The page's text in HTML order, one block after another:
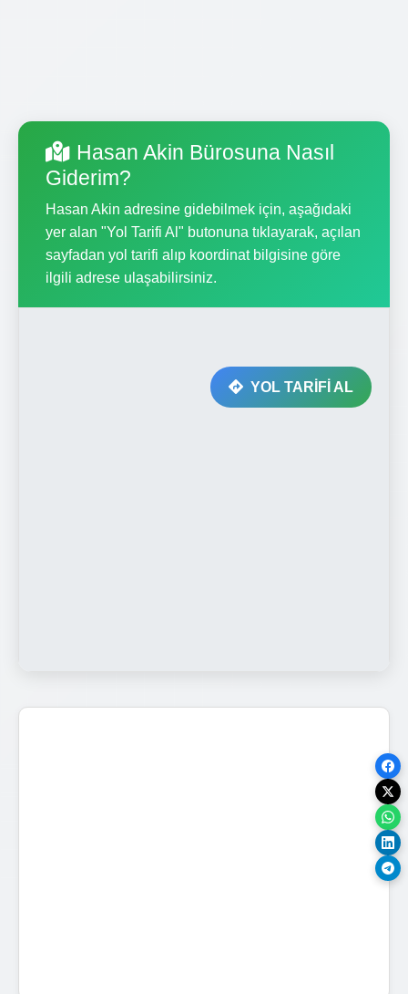
Hasan Akin Bürosuna Nasıl
Giderim?
Hasan Akin adresine gidebilmek için, aşağıdaki
yer alan "Yol Tarifi Al" butonuna tıklayarak, açılan
sayfadan yol tarifi alıp koordinat bilgisine göre
ilgili adrese ulaşabilirsiniz.
YOL TARİFİ AL